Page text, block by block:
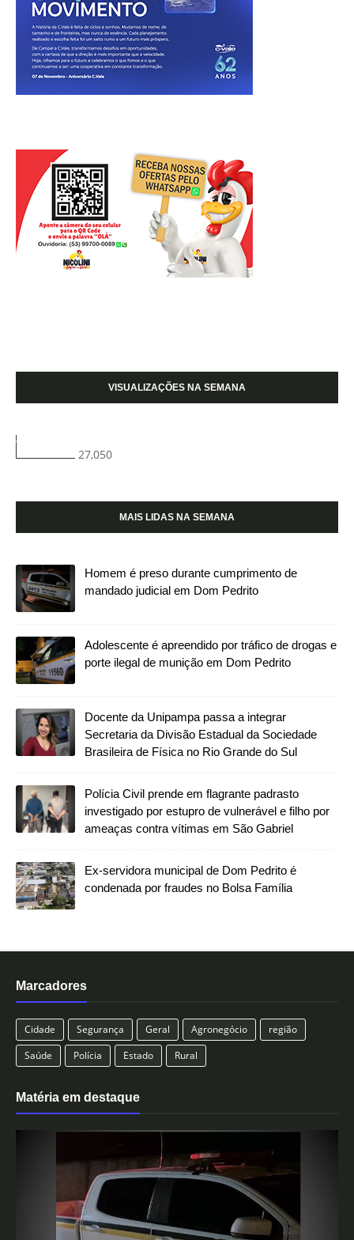
VISUALIZAÇÕES NA SEMANA
27,050
MAIS LIDAS NA SEMANA
Homem é preso durante cumprimento de
mandado judicial em Dom Pedrito
Adolescente é apreendido por tráfico de drogas e
porte ilegal de munição em Dom Pedrito
Docente da Unipampa passa a integrar
Secretaria da Divisão Estadual da Sociedade
Brasileira de Física no Rio Grande do Sul
Polícia Civil prende em flagrante padrasto
investigado por estupro de vulnerável e filho por
ameaças contra vítimas em São Gabriel
Ex-servidora municipal de Dom Pedrito é
condenada por fraudes no Bolsa Família
Marcadores
Cidade Segurança Geral Agronegócio
região
Saúde
Polícia Estado Rural
Matéria em destaque